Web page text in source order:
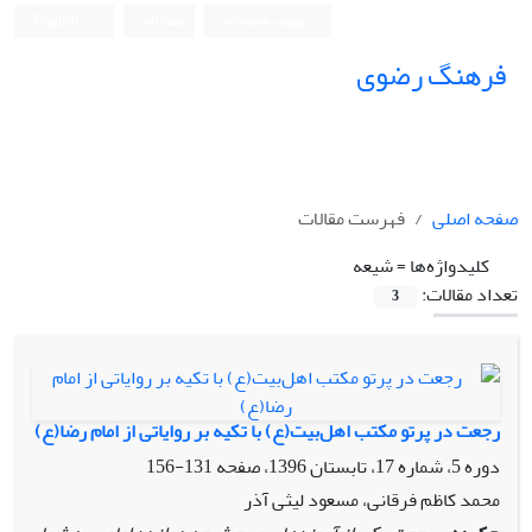
فرهنگ رضوی
صفحه اصلی
فهرست مقالات
کلیدواژه‌ها =شیعه
تعداد مقالات:
3
رجعت در پرتو مکتب اهل‌بیت‌(ع) با تکیه بر روایاتی از امام رضا‌(ع)
دوره 5، شماره 17، تابستان 1396، صفحه
131-156
محمد کاظم فرقانی، مسعود لیثی آذر